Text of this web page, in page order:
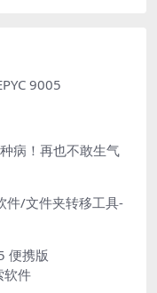
9005
病！再也不敢生气
件/文件夹转移工具-
便携版
软件